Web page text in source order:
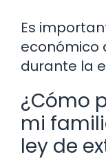
Es
económico
durante la
¿Cómo
mi
ley de